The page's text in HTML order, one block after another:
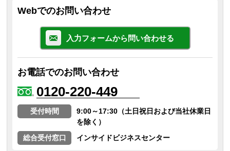
Webでのお問い合わせ
入力フォームから問い合わせる
お電話でのお問い合わせ
0120-220-449
受付時間
9:00～17:30（土日祝日および当社休業日
を除く）
総合受付窓口
インサイドビジネスセンター